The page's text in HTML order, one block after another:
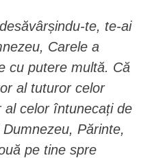
te, te-ai
Carele a
cu putere multă. Că
al tuturor celor
al celor întunecați de
Părinte,
pe tine spre